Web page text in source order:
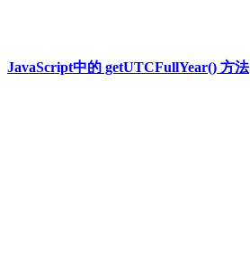
JavaScript中的 getUTCFullYear() 方法